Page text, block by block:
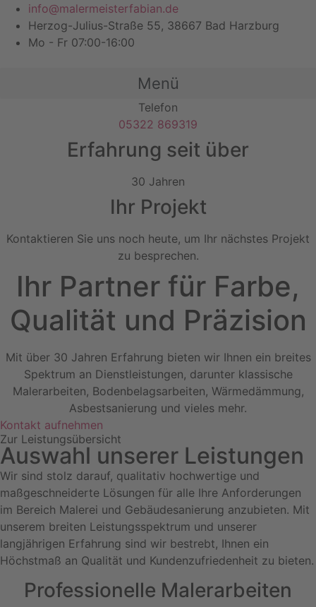
Zum
Inhalt
wechseln
info@malermeisterfabian.de
Herzog-Julius-Straße 55, 38667 Bad Harzburg
Mo - Fr 07:00-16:00
Menü
Telefon
05322 869319
Erfahrung seit über
30 Jahren
Ihr Projekt
Kontaktieren Sie uns noch heute, um Ihr nächstes Projekt
zu besprechen.
Ihr Partner für Farbe,
Qualität und Präzision
Mit über 30 Jahren Erfahrung bieten wir Ihnen ein breites
Spektrum an Dienstleistungen, darunter klassische
Malerarbeiten, Bodenbelagsarbeiten, Wärmedämmung,
Asbestsanierung und vieles mehr.
Kontakt aufnehmen
Zur Leistungsübersicht
Auswahl unserer Leistungen
Wir sind stolz darauf, qualitativ hochwertige und
maßgeschneiderte Lösungen für alle Ihre Anforderungen
im Bereich Malerei und Gebäudesanierung anzubieten. Mit
unserem breiten Leistungsspektrum und unserer
langjährigen Erfahrung sind wir bestrebt, Ihnen ein
Höchstmaß an Qualität und Kundenzufriedenheit zu bieten.
Professionelle Malerarbeiten